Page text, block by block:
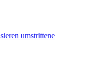
umstrittene